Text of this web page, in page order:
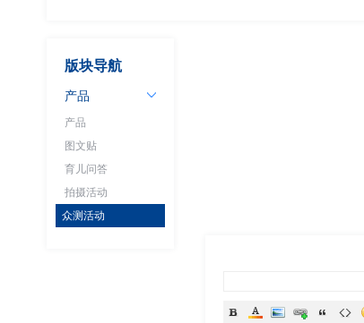
版块导航
产品
产品
图文贴
育儿问答
拍摄活动
众测活动